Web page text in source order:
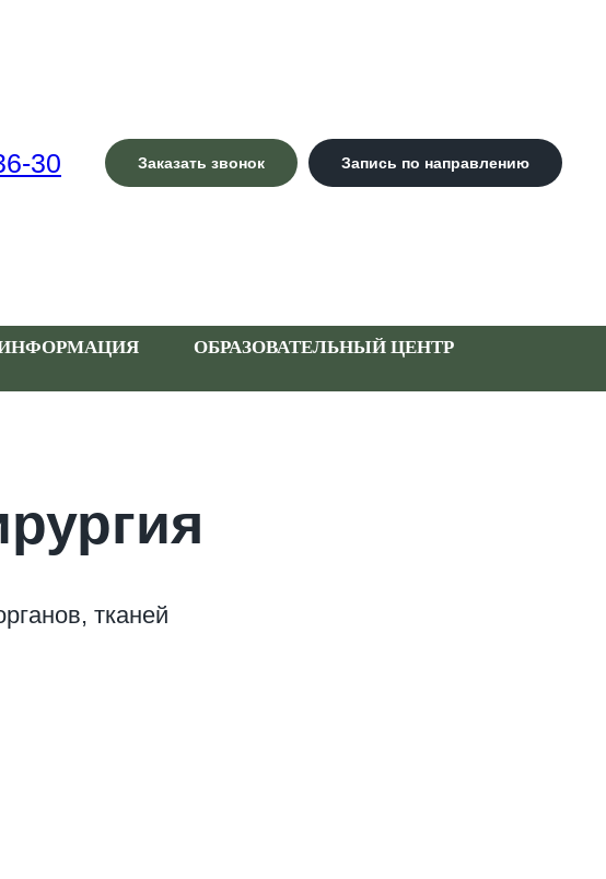
30 Заказать звонок Запись по направлению
ОБРАЗОВАТЕЛЬНЫЙ ЦЕНТР
тканей